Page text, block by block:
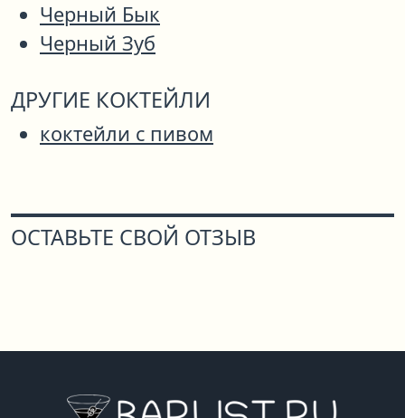
Черный Бык
Черный Зуб
ДРУГИЕ КОКТЕЙЛИ
коктейли с пивом
ОСТАВЬТЕ СВОЙ ОТЗЫВ